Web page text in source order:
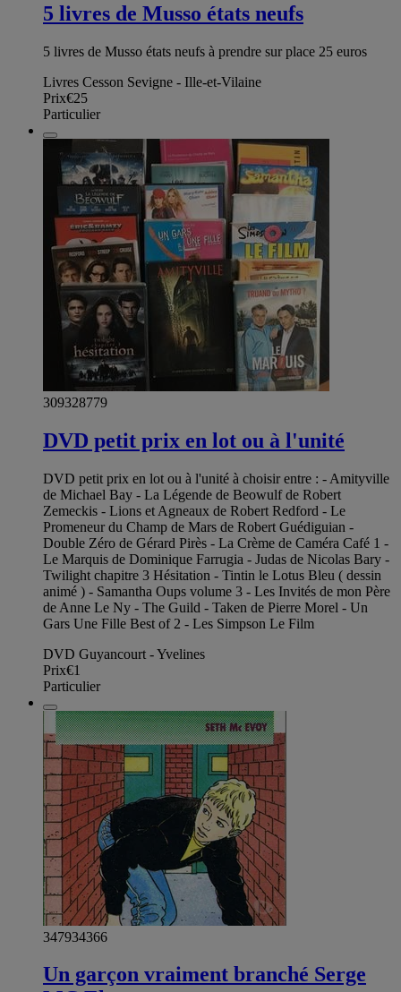
5 livres de Musso états neufs
5 livres de Musso états neufs à prendre sur place 25 euros
Livres Cesson Sevigne - Ille-et-Vilaine
Prix€25
Particulier
309328779
DVD petit prix en lot ou à l'unité
DVD petit prix en lot ou à l'unité à choisir entre : - Amityville
de Michael Bay - La Légende de Beowulf de Robert
Zemeckis - Lions et Agneaux de Robert Redford - Le
Promeneur du Champ de Mars de Robert Guédiguian -
Double Zéro de Gérard Pirès - La Crème de Caméra Café 1 -
Le Marquis de Dominique Farrugia - Judas de Nicolas Bary -
Twilight chapitre 3 Hésitation - Tintin le Lotus Bleu ( dessin
animé ) - Samantha Oups volume 3 - Les Invités de mon Père
de Anne Le Ny - The Guild - Taken de Pierre Morel - Un
Gars Une Fille Best of 2 - Les Simpson Le Film
DVD Guyancourt - Yvelines
Prix€1
Particulier
347934366
Un garçon vraiment branché Serge